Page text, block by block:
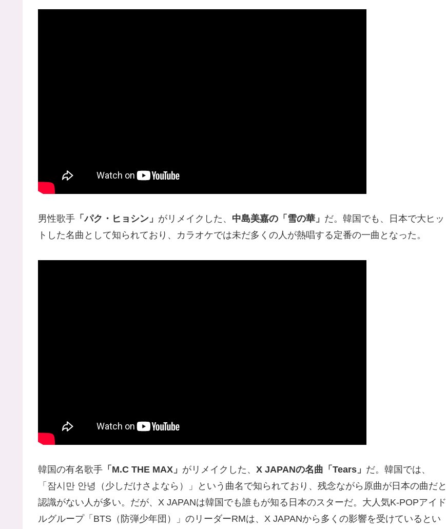
男性歌手 「パク・ヒョシン」 がリメイクした、 中島美嘉の「雪の華」 だ。韓国でも、日本で大ヒッ
トした名曲として知られており、カラオケでは未だ多くの人が熱唱する定番の一曲となった。
韓国の有名歌手 「M.C THE MAX」 がリメイクした、 X JAPANの名曲「Tears」 だ。韓国では、
「잠시만 안녕（少しだけさよなら）」という曲名で知られており、残念ながら原曲が日本の曲だと
認識がない人が多い。だが、X JAPANは韓国でも誰もが知る日本のスターだ。大人気K-POPアイド
ルグループ「BTS（防弾少年団）」のリーダーRMは、X JAPANから多くの影響を受けているとい